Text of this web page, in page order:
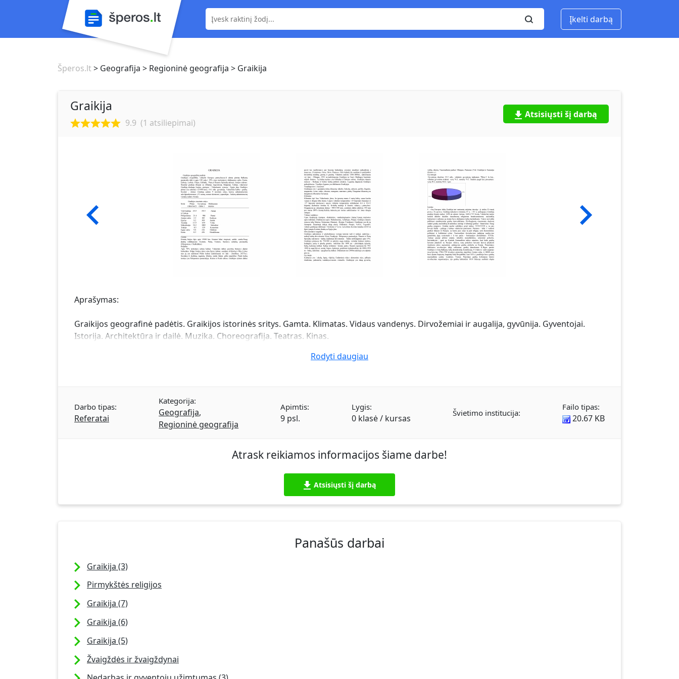
Įkelti darbą
Šperos.lt> Geografija > Regioninė geografija > Graikija
Graikija
9.9 (1 atsiliepimai)
Atsisiųsti šį darbą
Aprašymas:
Graikijos geografinė padėtis. Graikijos istorinės sritys. Gamta. Klimatas. Vidaus vandenys. Dirvožemiai ir augalija, gyvūnija. Gyventojai.
Istorija. Architektūra ir dailė. Muzika. Choreografija. Teatras. Kinas.
Rodyti daugiau
Darbo tipas:
Referatai
Kategorija:
Geografija,
Regioninė geografija
Apimtis:
9 psl.
Lygis:
0 klasė / kursas Švietimo institucija:
Failo tipas:
20.67 KB
Atrask reikiamos informacijos šiame darbe!
Atsisiųsti šį darbą
Panašūs darbai
Graikija (3)
Pirmykštės religijos
Graikija (7)
Graikija (6)
Graikija (5)
Žvaigždės ir žvaigždynai